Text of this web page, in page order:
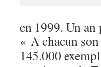
en 1999. Un
« A chacun
145.000